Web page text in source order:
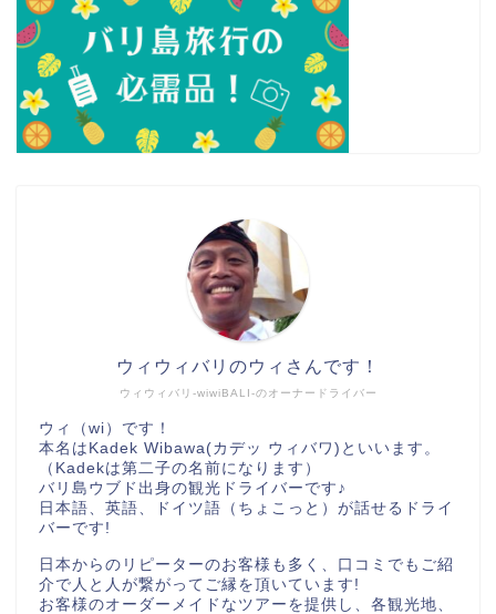
ウィウィバリ-wiwiBALI-のオーナードライバー
ウィウィバリのウィさんです！
ウィ（wi）です！
本名はKadek Wibawa(カデッ ウィバワ)といいます。
（Kadekは第二子の名前になります）
バリ島ウブド出身の観光ドライバーです♪
日本語、英語、ドイツ語（ちょこっと）が話せるドライ
バーです!
日本からのリピーターのお客様も多く、口コミでもご紹
介で人と人が繋がってご縁を頂いています!
お客様のオーダーメイドなツアーを提供し、各観光地、